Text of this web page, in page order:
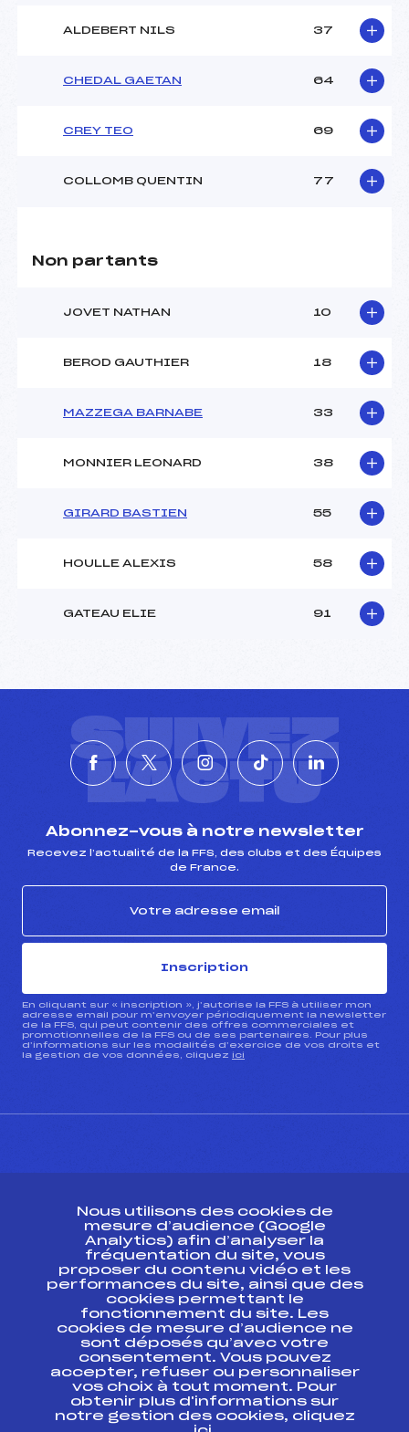
ALDEBERT NILS 37
CHEDAL GAETAN 64
CREY TEO 69
COLLOMB QUENTIN 77
Non partants
JOVET NATHAN 10
BEROD GAUTHIER 18
MAZZEGA BARNABE 33
MONNIER LEONARD 38
GIRARD BASTIEN 55
HOULLE ALEXIS 58
GATEAU ELIE 91
SUIVEZ
L'ACTU
Abonnez-vous à notre newsletter
Recevez l’actualité de la FFS, des clubs et des Équipes
de France.
Inscription
En cliquant sur « inscription », j’autorise la FFS à utiliser mon
adresse email pour m’envoyer périodiquement la newsletter
de la FFS, qui peut contenir des offres commerciales et
promotionnelles de la FFS ou de ses partenaires. Pour plus
d’informations sur les modalités d’exercice de vos droits et
la gestion de vos données, cliquez ici
Ressources
Pass’Neige
Projet sportif fédéral
Projet de performance fédéral
Antidopage
Pôle Développement, Formation, Suivi
Scientifique
Listes ministérielles
Pôle vie de l’athlète
Nous utilisons des cookies de
mesure d’audience (Google
Analytics) afin d’analyser la
fréquentation du site, vous
proposer du contenu vidéo et les
performances du site, ainsi que des
cookies permettant le
fonctionnement du site. Les
cookies de mesure d’audience ne
sont déposés qu’avec votre
consentement. Vous pouvez
accepter, refuser ou personnaliser
vos choix à tout moment. Pour
obtenir plus d'informations sur
notre gestion des cookies, cliquez